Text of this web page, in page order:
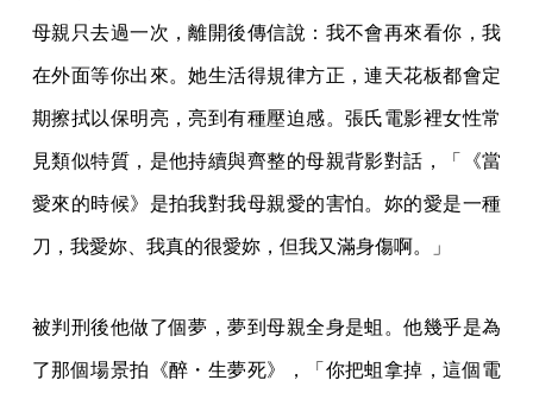
母親只去過一次，離開後傳信說：我不會再來看你，我
在外面等你出來。她生活得規律方正，連天花板都會定
期擦拭以保明亮，亮到有種壓迫感。張氏電影裡女性常
見類似特質，是他持續與齊整的母親背影對話，「《當
愛來的時候》是拍我對我母親愛的害怕。妳的愛是一種
刀，我愛妳、我真的很愛妳，但我又滿身傷啊。」
被判刑後他做了個夢，夢到母親全身是蛆。他幾乎是為
了那個場景拍《醉・生夢死》，「你把蛆拿掉，這個電